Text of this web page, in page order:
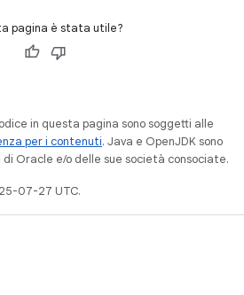
pagina è stata utile?
in questa pagina sono soggetti alle
per i contenuti. Java e OpenJDK sono
Oracle e/o delle sue società consociate.
07-27 UTC.